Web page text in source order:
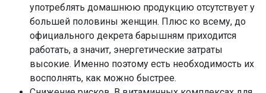
употреблять домашнюю продукцию отсутствует у
большей половины женщин. Плюс ко всему, до
официального декрета барышням приходится
работать, а значит, энергетические затраты
высокие. Именно поэтому есть необходимость их
восполнять, как можно быстрее.